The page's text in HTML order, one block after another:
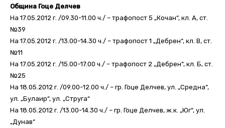
Община Гоце Делчев
На 17.05.2012 г. /09.30-11.00 ч./ – трафопост 5 „Кочан“, кл. А, ст.
№39
На 17.05.2012 г. /13.00-14.30 ч./ – трафопост 1 „Дебрен“, кл. В, ст.
№11
На 17.05.2012 г. /15.00-17.00 ч./ – трафопост 2 „Дебрен“, кл. Б, ст.
№25
На 18.05.2012 г. /09.00-12.00 ч./ – гр. Гоце Делчев, ул. „Средна“,
ул. „Булаир“, ул. „Струга“
На 18.05.2012 г. /13.00-14.30 ч./ – гр. Гоце Делчев, ж.к. „Юг“, ул.
„Дунав“